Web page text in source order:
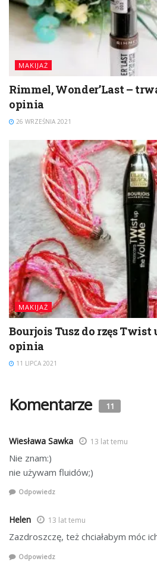
MAKIJAŻ
Rimmel, Wonder’Last –
opinia
26 WRZEŚNIA 2021
MAKIJAŻ
Bourjois Tusz do rzęs Twist
opinia
11 LIPCA 2021
Komentarze 11
Wiesława Sawka 13 lat temu
Nie znam:)
nie używam fluidów;)
Odpowiedz
Helen 13 lat temu
Zazdroszczę, też chciałabym móc
Odpowiedz